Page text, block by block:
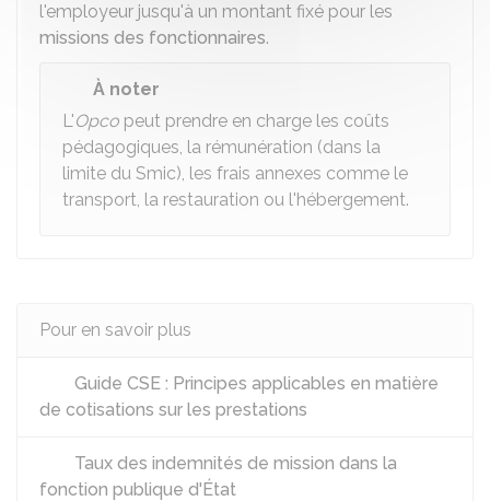
l'employeur jusqu'à un montant fixé pour les
missions des fonctionnaires.
À noter
L'Opco peut prendre en charge les coûts
pédagogiques, la rémunération (dans la
limite du Smic), les frais annexes comme le
transport, la restauration ou l'hébergement.
Pour en savoir plus
Guide CSE : Principes applicables en matière
de cotisations sur les prestations
Taux des indemnités de mission dans la
fonction publique d'État